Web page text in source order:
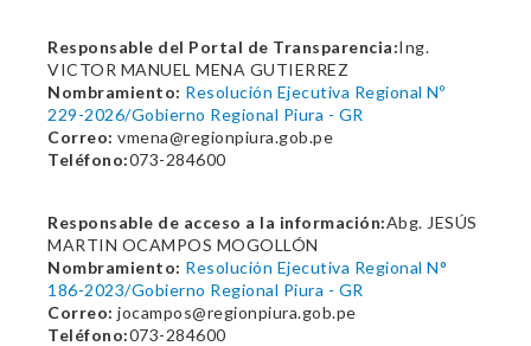
Responsable del Portal de Transparencia:Ing.
VICTOR MANUEL MENA GUTIERREZ
Nombramiento: Resolución Ejecutiva Regional Nº
229-2026/Gobierno Regional Piura - GR
Correo: vmena@regionpiura.gob.pe
Teléfono:073-284600
Responsable de acceso a la información:Abg. JESÚS
MARTIN OCAMPOS MOGOLLÓN
Nombramiento: Resolución Ejecutiva Regional N°
186-2023/Gobierno Regional Piura - GR
Correo: jocampos@regionpiura.gob.pe
Teléfono:073-284600